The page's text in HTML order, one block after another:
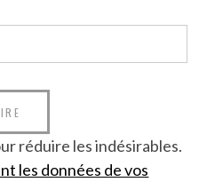
réduire les indésirables.
les données de vos